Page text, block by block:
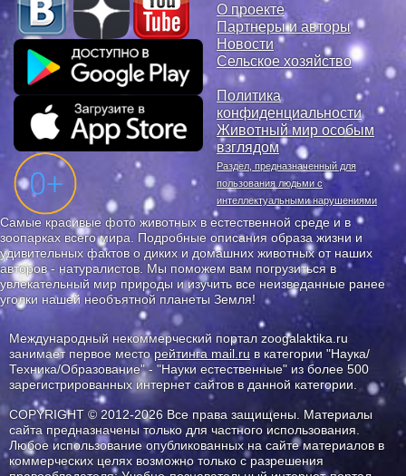
О проекте
Партнеры и авторы
Новости
Сельское хозяйство
Политика
конфиденциальности
Животный мир особым
взглядом
Раздел, предназначенный для
пользования людьми с
интеллектуальными нарушениями
Самые красивые фото животных в естественной среде и в
зоопарках всего мира. Подробные описания образа жизни и
удивительных фактов о диких и домашних животных от наших
авторов - натуралистов. Мы поможем вам погрузиться в
увлекательный мир природы и изучить все неизведанные ранее
уголки нашей необъятной планеты Земля!
Международный некоммерческий портал zoogalaktika.ru
занимает первое месторейтинга mail.ru в категории "Наука/
Техника/Образование" - "Науки естественные" из более 500
зарегистрированных интернет сайтов в данной категории.
COPYRIGHT © 2012-2026 Все права защищены. Материалы
сайта предназначены только для частного использования.
Любое использование опубликованных на сайте материалов в
коммерческих целях возможно только с разрешения